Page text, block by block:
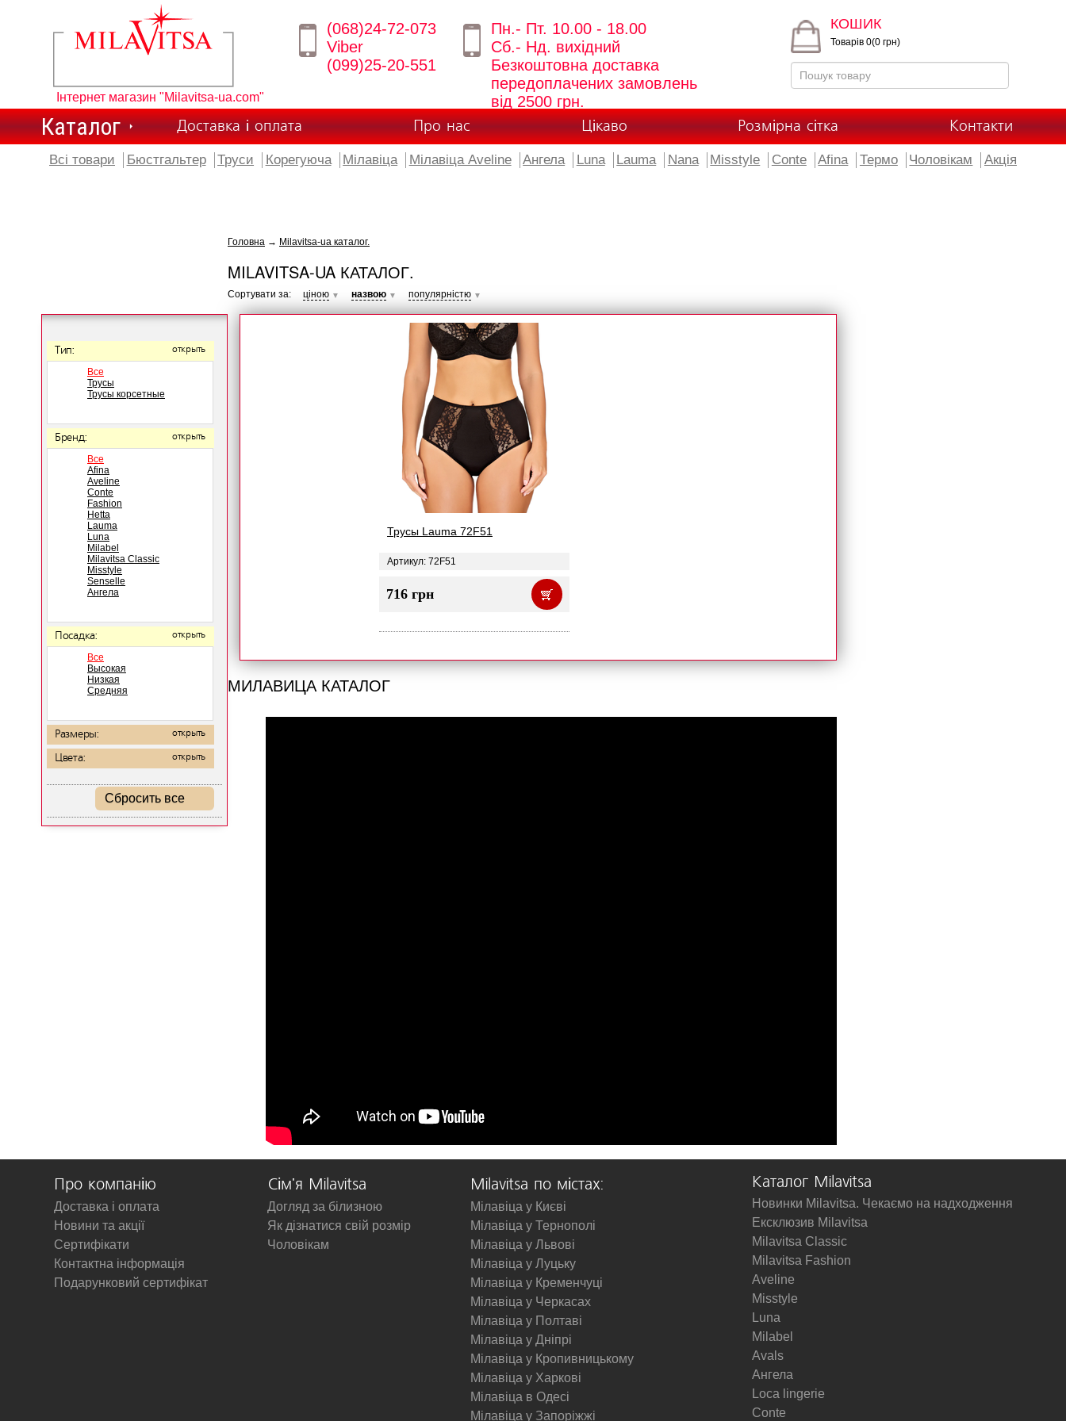
Інтернет магазин "Milavitsa-ua.com"
(068)24-72-073
Viber
(099)25-20-551
Пн.- Пт. 10.00 - 18.00
Сб.- Нд. вихідний
Безкоштовна доставка
передоплачених замовлень
від 2500 грн.
КОШИК
Товарів 0(0 грн)
Каталог Доставка і оплата Про нас Цікаво Розмірна сітка Контакти
Всі товари Бюстгальтер Труси Корегуюча Мілавіца Мілавіца Aveline Ангела Luna Lauma Nana Misstyle Conte Afina Термо Чоловікам Акція
Тип: открыть
Все
Трусы
Трусы корсетные
Бренд: открыть
Все
Afina
Aveline
Conte
Fashion
Hetta
Lauma
Luna
Milabel
Milavitsa Classic
Misstyle
Senselle
Ангела
Посадка: открыть
Все
Высокая
Низкая
Средняя
Размеры: открыть
Цвета: открыть
Сбросить все
Головна → Milavitsa-ua каталог.
MILAVITSA-UA КАТАЛОГ.
Сортувати за: ціною ▼ назвою ▼ популярністю ▼
Трусы Lauma 72F51
Артикул: 72F51
716 грн
МИЛАВИЦА КАТАЛОГ
Про компанію
Доставка і оплата
Новини та акції
Сертифікати
Контактна інформація
Подарунковий сертифікат
Сім'я Milavitsa
Догляд за білизною
Як дізнатися свій розмір
Чоловікам
Milavitsa по містах:
Мілавіца у Києві
Мілавіца у Тернополі
Мілавіца у Львові
Мілавіца у Луцьку
Мілавіца у Кременчуці
Мілавіца у Черкасах
Мілавіца у Полтаві
Мілавіца у Дніпрі
Мілавіца у Кропивницькому
Мілавіца у Харкові
Мілавіца в Одесі
Мілавіца у Запоріжжі
Каталог Milavitsa
Новинки Milavitsa. Чекаємо на надходження
Ексклюзив Milavitsa
Milavitsa Classic
Milavitsa Fashion
Aveline
Misstyle
Luna
Milabel
Avals
Ангела
Loca lingerie
Conte